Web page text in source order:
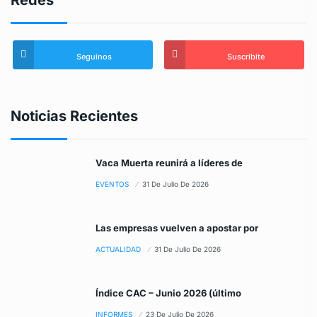
Seguinos Suscribite
Noticias Recientes
Vaca Muerta reunirá a líderes de
EVENTOS 31 De Julio De 2026
Las empresas vuelven a apostar por
ACTUALIDAD 31 De Julio De 2026
Índice CAC – Junio 2026 (último
INFORMES 23 De Julio De 2026